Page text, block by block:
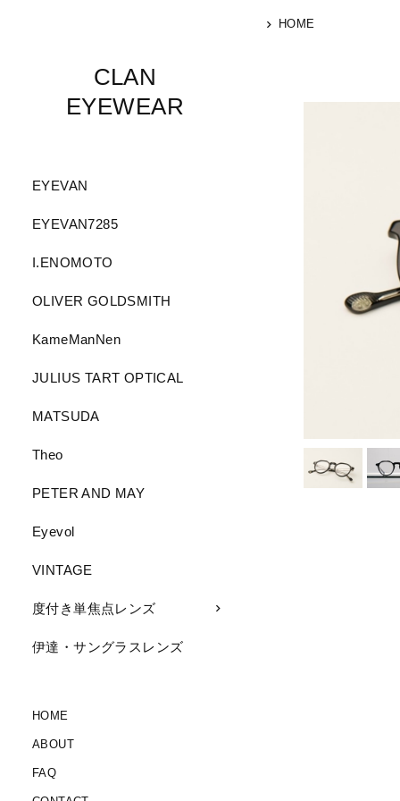
CLAN
EYEWEAR
EYEVAN
EYEVAN7285
I.ENOMOTO
OLIVER GOLDSMITH
KameManNen
JULIUS TART OPTICAL
MATSUDA
Theo
PETER AND MAY
Eyevol
VINTAGE
度付き単焦点レンズ
伊達・サングラスレンズ
HOME
ABOUT
FAQ
HOME